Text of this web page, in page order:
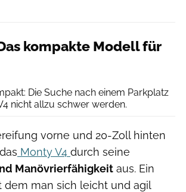
kompakte Modell für
Die Suche nach einem Parkplatz
nicht allzu schwer werden.
vorne und 20-Zoll hinten
Monty V4 durch seine
Manövrierfähigkeit aus. Ein
dem man sich leicht und agil